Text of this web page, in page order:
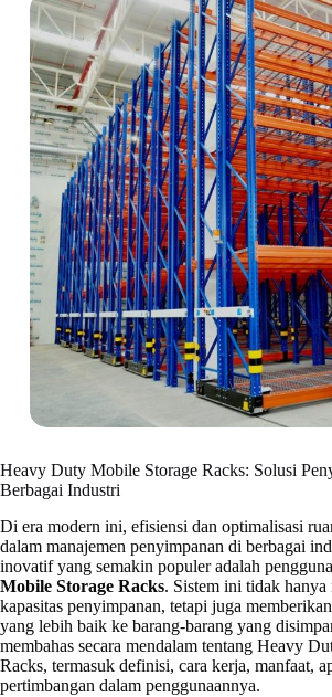
Heavy Duty Mobile Storage Racks: Solusi
Berbagai Industri
Di era modern ini, efisiensi dan optimalisasi
dalam manajemen penyimpanan di berbagai
inovatif yang semakin populer adalah
Mobile Storage Racks. Sistem ini tidak hanya
kapasitas penyimpanan, tetapi juga
yang lebih baik ke barang-barang yang
membahas secara mendalam tentang Heavy
Racks, termasuk definisi, cara kerja, manfaat,
pertimbangan dalam penggunaannya.